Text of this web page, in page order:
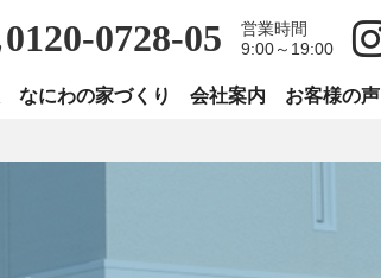
0120-0728-05
営業時間
9:00～19:00
なにわの家づくり 会社案内 お客様の声